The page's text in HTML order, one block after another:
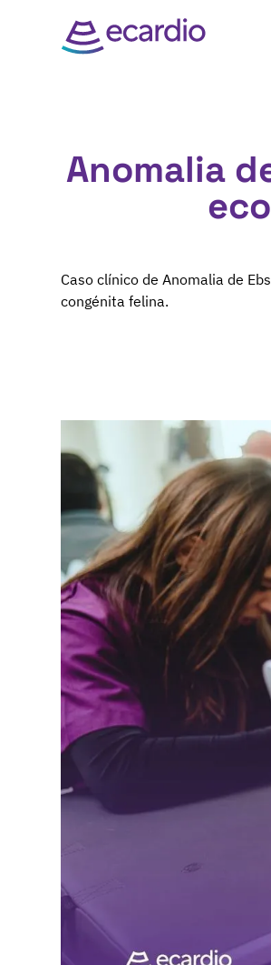
Anomalia
Caso clínico de Anomalia de
congénita felina.